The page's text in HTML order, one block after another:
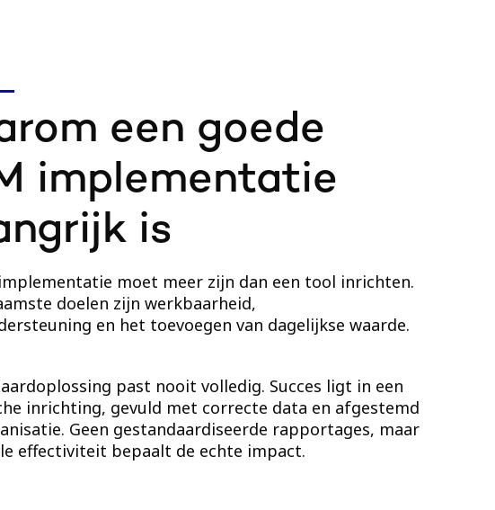
een goede
implementatie
is
implementatie moet meer zijn dan een tool inrichten.
doelen zijn werkbaarheid,
en het toevoegen van dagelijkse waarde.
past nooit volledig. Succes ligt in een
inrichting, gevuld met correcte data en afgestemd
Geen gestandaardiseerde rapportages, maar
effectiviteit bepaalt de echte impact.